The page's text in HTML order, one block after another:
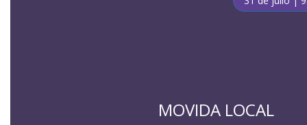
MOVIDA LOCAL